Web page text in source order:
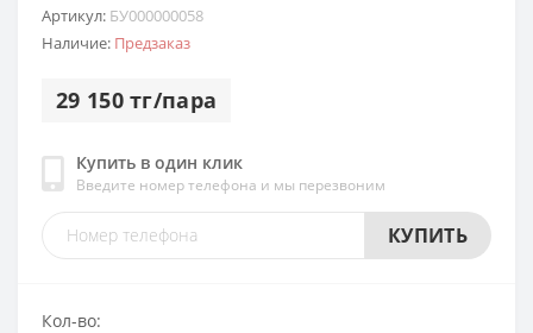
Артикул: БУ000000058
Наличие: Предзаказ
29 150 тг/пара
Купить в один клик
Введите номер телефона и мы перезвоним
КУПИТЬ
Кол-во: